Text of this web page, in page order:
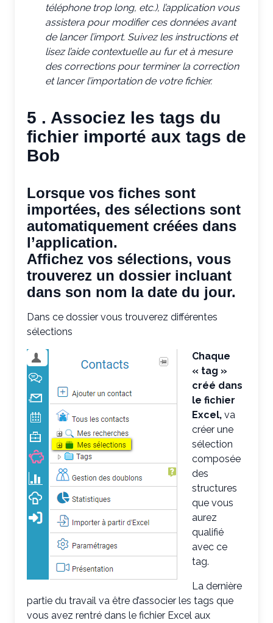
téléphone trop long, etc.), l’application vous
assistera pour modifier ces données avant
de lancer l’import. Suivez les instructions et
lisez l’aide contextuelle au fur et à mesure
des corrections pour terminer la correction
et lancer l’importation de votre fichier.
5 . Associez les tags du
fichier importé aux tags de
Bob
Lorsque vos fiches sont
importées, des sélections sont
automatiquement créées dans
l’application.
Affichez vos sélections, vous
trouverez un dossier incluant
dans son nom la date du jour.
Dans ce dossier vous trouverez différentes
sélections
Chaque
« tag »
créé dans
le fichier
Excel, va
créer une
sélection
composée
des
structures
que vous
aurez
qualifié
avec ce
tag.
La dernière
partie du travail va être d’associer les tags que
vous avez rentré dans le fichier Excel aux